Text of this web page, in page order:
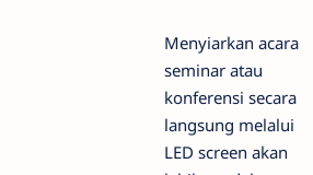
Menyiarkan acara
seminar atau
konferensi secara
langsung melalui
LED screen akan